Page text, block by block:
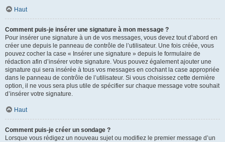
Haut
Comment puis-je insérer une signature à mon message ?
Pour insérer une signature à un de vos messages, vous devez tout d’abord en
créer une depuis le panneau de contrôle de l’utilisateur. Une fois créée, vous
pouvez cocher la case « Insérer une signature » depuis le formulaire de
rédaction afin d’insérer votre signature. Vous pouvez également ajouter une
signature qui sera insérée à tous vos messages en cochant la case appropriée
dans le panneau de contrôle de l’utilisateur. Si vous choisissez cette dernière
option, il ne vous sera plus utile de spécifier sur chaque message votre souhait
d’insérer votre signature.
Haut
Comment puis-je créer un sondage ?
Lorsque vous rédigez un nouveau sujet ou modifiez le premier message d’un